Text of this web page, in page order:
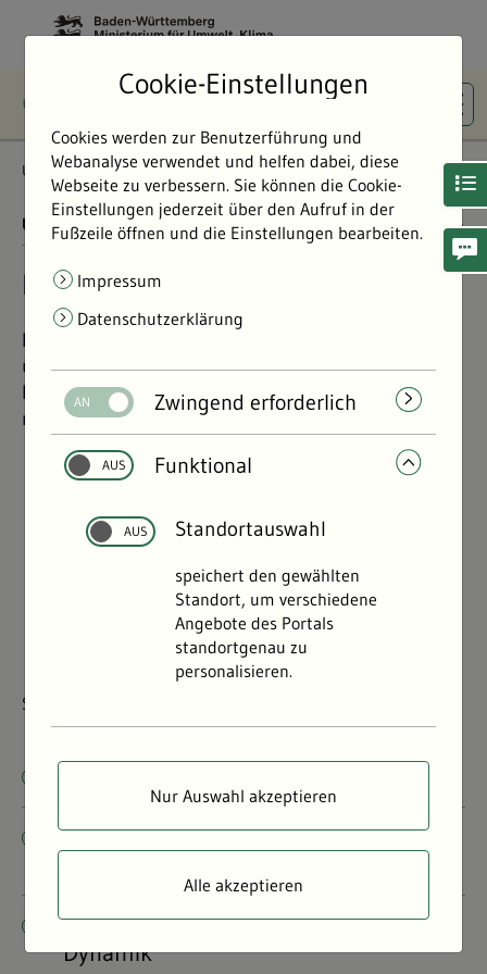
Umweltdaten Bericht: Umweltdaten 2024 Boden
UMWELTDATEN BERICHT 2024 01.11.2024
Boden in Baden-Württemberg
Erfahren Sie mehr über den Zustand der Moore,
über Schadstoffe und Altlasten in den Böden der
Regionen und was das Land tut, um sie zu
reduzieren.
Sanierung von mit Teerölen belastetem Grundwasser
Per- und polyfluorierte Chemikalien in
Untersuchungen zur Bodenwasser-
Dynamik
Cookie-Einstellungen
Cookies werden zur Benutzerführung und
Webanalyse verwendet und helfen dabei, diese
Webseite zu verbessern. Sie können die Cookie-
Einstellungen jederzeit über den Aufruf in der
Fußzeile öffnen und die Einstellungen bearbeiten.
Impressum
Datenschutzerklärung
Zwingend erforderlich
Funktional
Standortauswahl
speichert den gewählten
Standort, um verschiedene
Angebote des Portals
standortgenau zu
personalisieren.
Nur Auswahl akzeptieren
Alle akzeptieren